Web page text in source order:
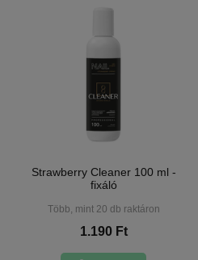
Strawberry Cleaner 100 ml -
fixáló
Több, mint 20 db raktáron
1.190 Ft